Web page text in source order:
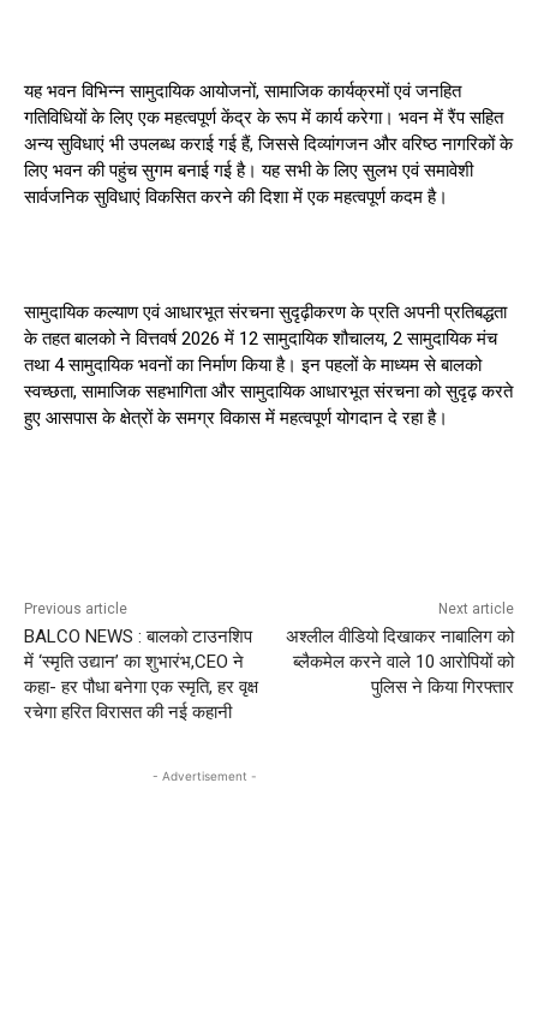
यह भवन विभिन्न सामुदायिक आयोजनों, सामाजिक कार्यक्रमों एवं जनहित
गतिविधियों के लिए एक महत्वपूर्ण केंद्र के रूप में कार्य करेगा। भवन में रैंप सहित
अन्य सुविधाएं भी उपलब्ध कराई गई हैं, जिससे दिव्यांगजन और वरिष्ठ नागरिकों के
लिए भवन की पहुंच सुगम बनाई गई है। यह सभी के लिए सुलभ एवं समावेशी
सार्वजनिक सुविधाएं विकसित करने की दिशा में एक महत्वपूर्ण कदम है।
सामुदायिक कल्याण एवं आधारभूत संरचना सुदृढ़ीकरण के प्रति अपनी प्रतिबद्धता
के तहत बालको ने वित्तवर्ष 2026 में 12 सामुदायिक शौचालय, 2 सामुदायिक मंच
तथा 4 सामुदायिक भवनों का निर्माण किया है। इन पहलों के माध्यम से बालको
स्वच्छता, सामाजिक सहभागिता और सामुदायिक आधारभूत संरचना को सुदृढ़ करते
हुए आसपास के क्षेत्रों के समग्र विकास में महत्वपूर्ण योगदान दे रहा है।
Previous article
BALCO NEWS : बालको टाउनशिप
में ‘स्मृति उद्यान’ का शुभारंभ,CEO ने
कहा- हर पौधा बनेगा एक स्मृति, हर वृक्ष
रचेगा हरित विरासत की नई कहानी
Next article
अश्लील वीडियो दिखाकर नाबालिग को
ब्लैकमेल करने वाले 10 आरोपियों को
पुलिस ने किया गिरफ्तार
- Advertisement -